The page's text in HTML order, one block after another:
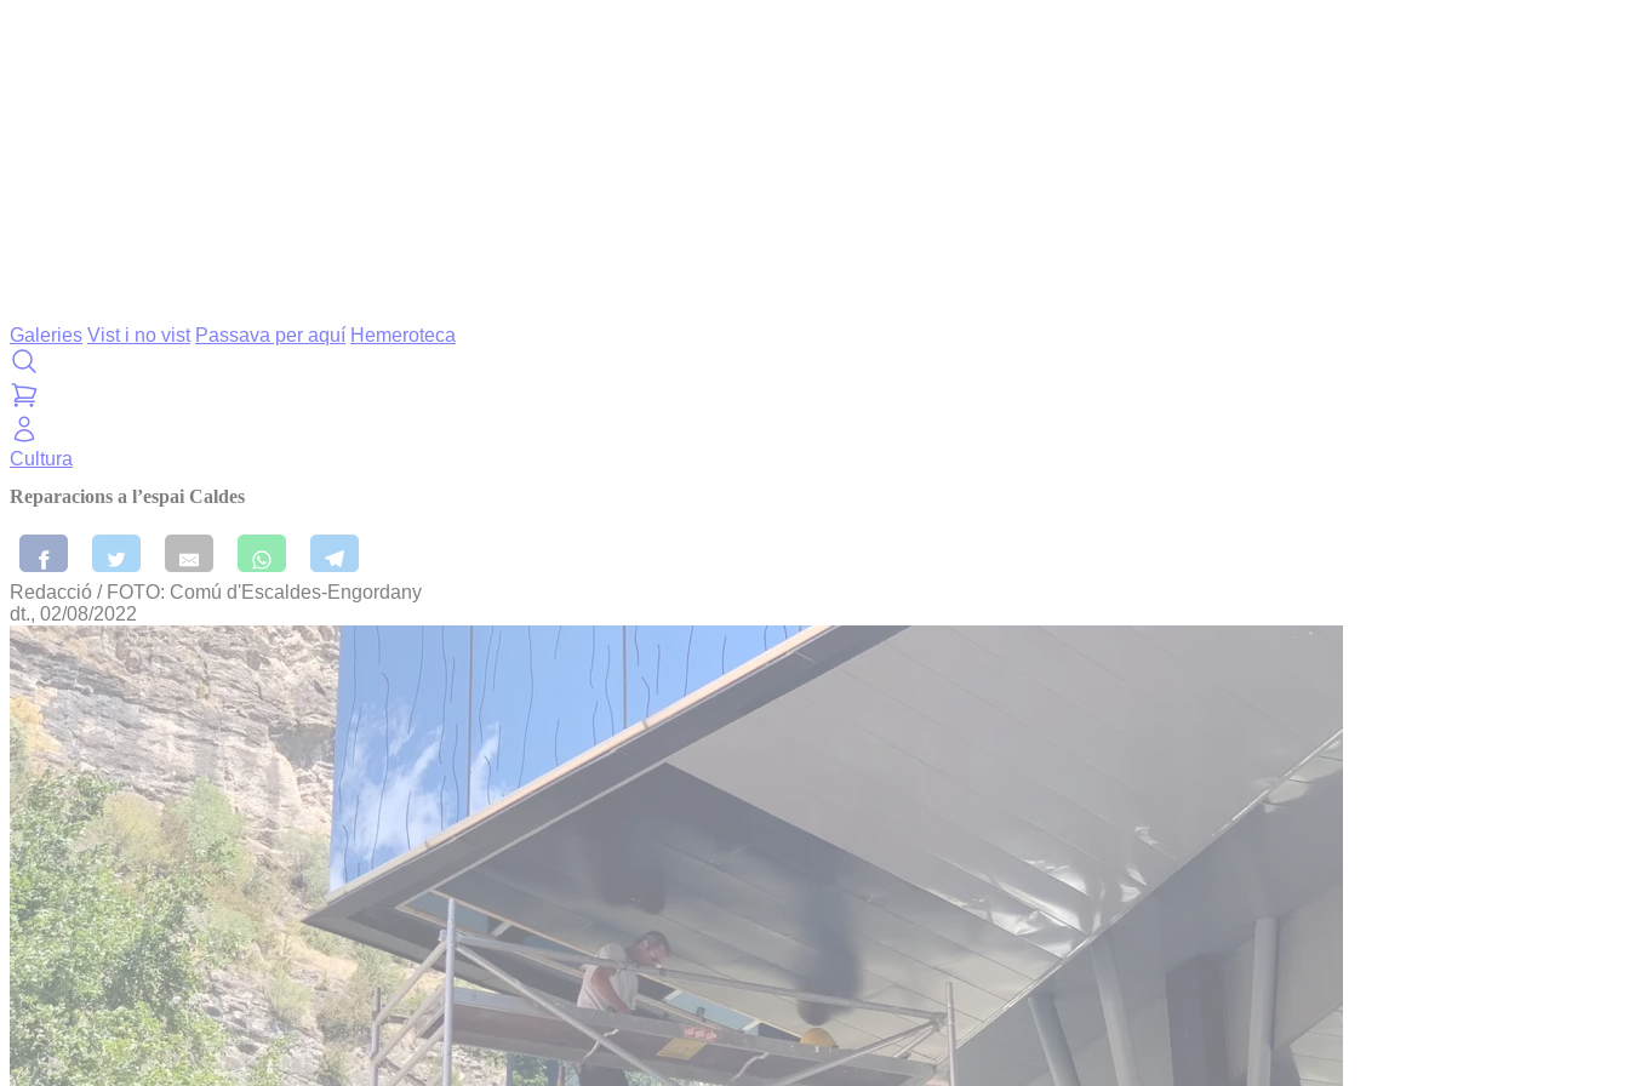
Galeries Vist i no vist Passava per aquí Hemeroteca
Cultura
Reparacions a l’espai Caldes
Redacció / FOTO: Comú d'Escaldes-Engordany
dt., 02/08/2022